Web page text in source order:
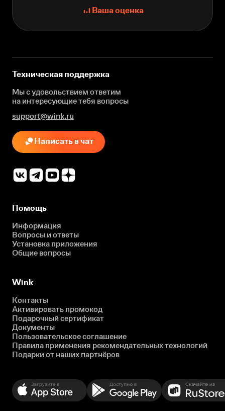
Ваша оценка
Техническая поддержка
Мы с удовольствием ответим
на интересующиетебя вопросы
support@wink.ru
Написать в чат
Помощь
Информация
Вопросы и ответы
Установка приложения
Общие вопросы
Wink
Контакты
Активировать промокод
Подарочный сертификат
Документы
Пользовательское соглашение
Правила применения рекомендательных технологий
Подарки от наших партнёров